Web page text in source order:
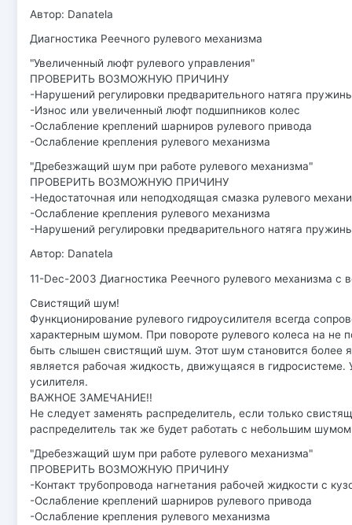
Автор: Danatela
Диагностика Реечного рулевого механизма
"Увеличенный люфт рулевого управления"
ПРОВЕРИТЬ ВОЗМОЖНУЮ ПРИЧИНУ
-Нарушений регулировки предварительного натяга
-Износ или увеличенный люфт подшипников колес
-Ослабление креплений шарниров рулевого привода
-Ослабление крепления рулевого механизма
"Дребезжащий шум при работе рулевого механизма"
ПРОВЕРИТЬ ВОЗМОЖНУЮ ПРИЧИНУ
-Недостаточная или неподходящая смазка рулевого
-Ослабление крепления рулевого механизма
-Нарушений регулировки предварительного натяга
Автор: Danatela
11-Dec-2003 Диагностика Реечного рулевого механизма с
Свистящий шум!
Функционирование рулевого гидроусилителя всегда
характерным шумом. При повороте рулевого колеса на не
быть слышен свистящий шум. Этот шум становится более
является рабочая жидкость, движущаяся в
усилителя.
ВАЖНОЕ ЗАМЕЧАНИЕ!!
Не следует заменять распределитель, если только
распределитель так же будет работать с небольшим
"Дребезжащий шум при работе рулевого механизма"
ПРОВЕРИТЬ ВОЗМОЖНУЮ ПРИЧИНУ
-Контакт трубопровода нагнетания рабочей жидкости с
-Ослабление креплений шарниров рулевого привода
-Ослабление крепления рулевого механизма